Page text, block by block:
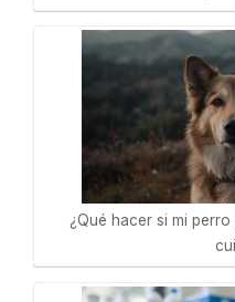
¿Qué hacer si mi